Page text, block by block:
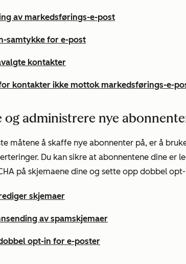
av markedsførings-e-post
samtykke for e-post
kontakter
kontakter ikke mottok markedsførings-e-
og administrere nye
måtene å skaffe nye abonnenter på, er å
Du kan sikre at abonnentene dine er
på skjemaene dine og sette opp dobbel
skjemaer
av spamskjemaer
opt-in for e-poster